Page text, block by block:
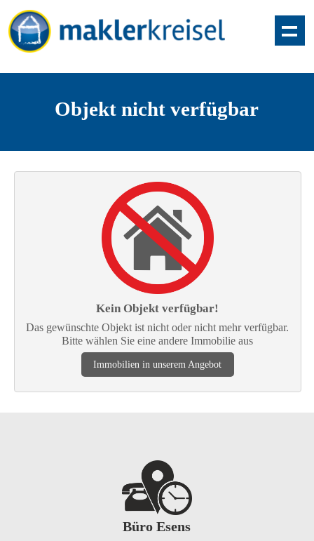
Objekt nicht verfügbar
Kein Objekt verfügbar!
Das gewünschte Objekt ist nicht oder nicht mehr verfügbar.
Bitte wählen Sie eine andere Immobilie aus
Immobilien in unserem Angebot
Büro Esens